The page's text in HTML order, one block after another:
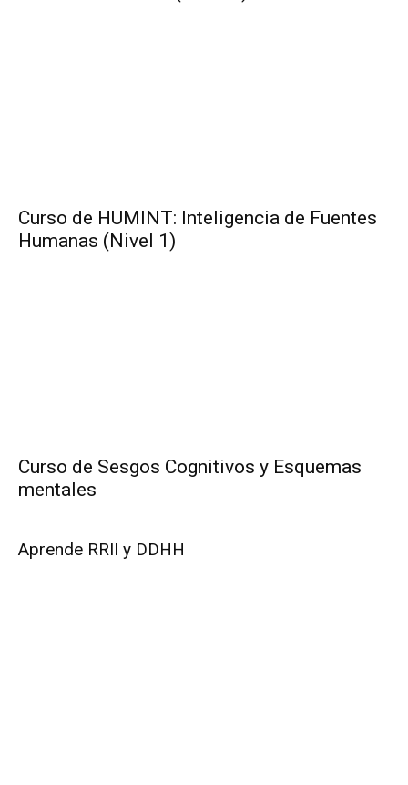
Curso de HUMINT: Inteligencia de Fuentes
Humanas (Nivel 1)
Curso de Sesgos Cognitivos y Esquemas
mentales
Aprende RRII y DDHH